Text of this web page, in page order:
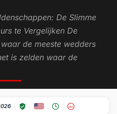
De Slimme
te Vergelijken De
de meeste wedders
is zelden waar de
18+